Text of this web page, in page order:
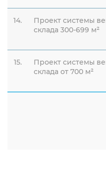
14.
Проект системы
склада 300-699 м²
15.
Проект системы
склада от 700 м²